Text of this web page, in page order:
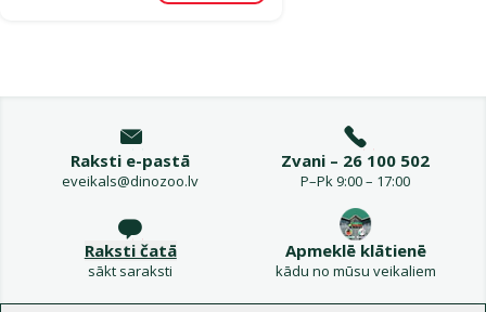
Raksti e-pastā
eveikals@dinozoo.lv
Zvani – 26 100 502
P–Pk 9:00 – 17:00
Raksti čatā
sākt saraksti
Apmeklē klātienē
kādu no mūsu veikaliem